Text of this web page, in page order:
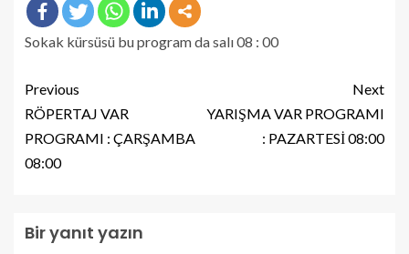
Sokak kürsüsü bu program da salı 08 : 00
Previous
RÖPERTAJ VAR
PROGRAMI : ÇARŞAMBA
08:00
Next
YARIŞMA VAR PROGRAMI
: PAZARTESİ 08:00
Bir yanıt yazın